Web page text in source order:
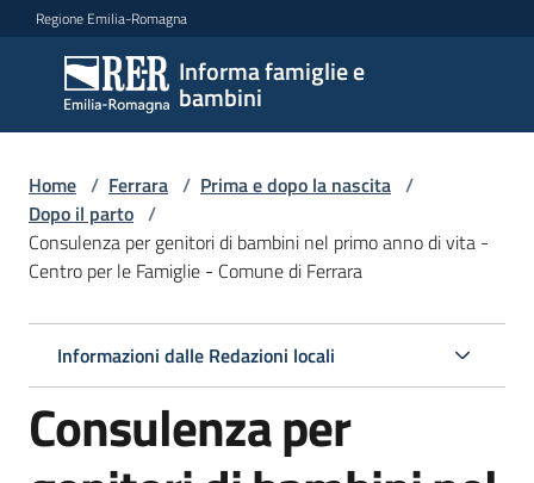
Vai al contenuto
Vai alla navigazione
Vai al footer
Regione Emilia-Romagna
Informa famiglie e
bambini
Informa
famiglie
e
bambini
Argomenti
Servizi
Centri
Home / Ferrara / Prima e dopo la nascita /
Dopo il parto /
Consulenza per genitori di bambini nel primo anno di vita -
Centro per le Famiglie - Comune di Ferrara
Informazioni dalle Redazioni locali
Consulenza per